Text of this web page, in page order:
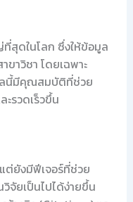
สุดในโลก ซึ่งให้ข้อมูล
ขาวิชา โดยเฉพาะ
ลนี้มีคุณสมบัติที่ช่วย
ะรวดเร็วขึ้น
ต่ยังมีฟีเจอร์ที่ช่วย
วิจัยเป็นไปได้ง่ายขึ้น